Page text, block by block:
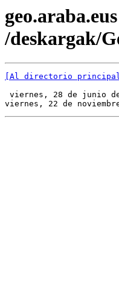
/deskargak/
[Al directorio
viernes, 28 de junio
viernes, 22 de